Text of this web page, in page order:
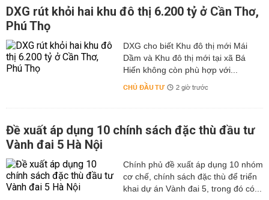
DXG rút khỏi hai khu đô thị 6.200 tỷ ở Cần Thơ,
Phú Thọ
DXG cho biết Khu đô thị mới Mái
Dầm và Khu đô thị mới tại xã Bá
Hiến không còn phù hợp với...
CHỦ ĐẦU TƯ 2 giờ trước
Đề xuất áp dụng 10 chính sách đặc thù đầu tư
Vành đai 5 Hà Nội
Chính phủ đề xuất áp dụng 10 nhóm
cơ chế, chính sách đặc thù để triển
khai dự án Vành đai 5, trong đó có...